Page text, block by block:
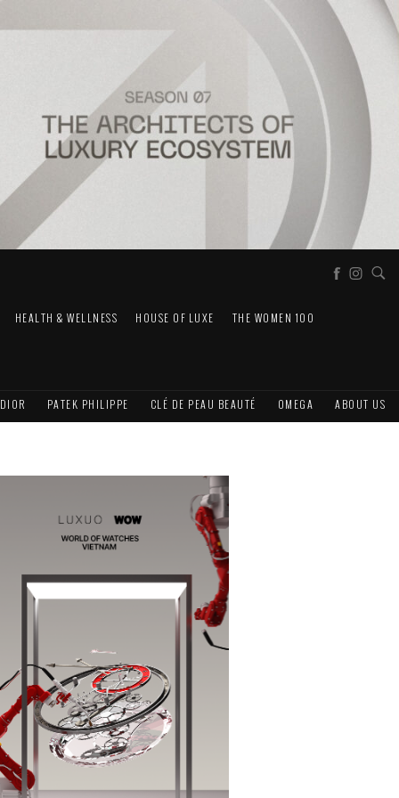
HEALTH & WELLNESS HOUSE OF LUXE THE WOMEN 100
DIOR PATEK PHILIPPE CLÉ DE PEAU BEAUTÉ OMEGA ABOUT US